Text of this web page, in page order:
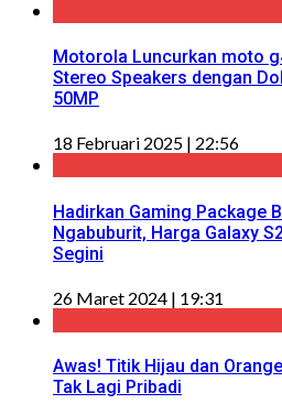
Motorola Luncurkan moto
Stereo Speakers dengan
50MP
18 Februari 2025 | 22:56
Hadirkan Gaming Package
Ngabuburit, Harga Galaxy
Segini
26 Maret 2024 | 19:31
Awas! Titik Hijau dan
Tak Lagi Pribadi